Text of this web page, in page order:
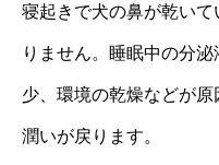
寝起きで犬の鼻が乾い
りません。睡眠中の分
少、環境の乾燥などが
潤いが戻ります。